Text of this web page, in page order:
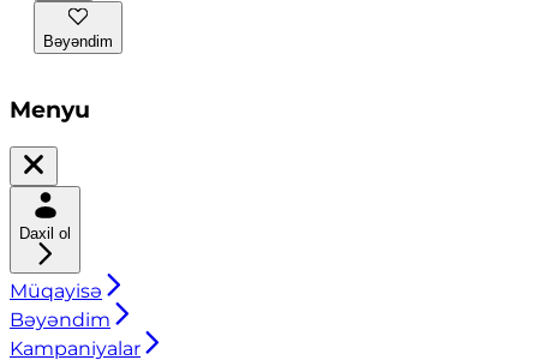
Bəyəndim
Menyu
Daxil ol
Müqayisə
Bəyəndim
Kampaniyalar